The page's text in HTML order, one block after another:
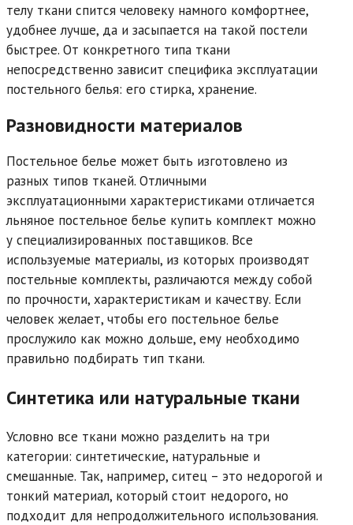
телу ткани спится человеку намного комфортнее,
удобнее лучше, да и засыпается на такой постели
быстрее. От конкретного типа ткани
непосредственно зависит специфика эксплуатации
постельного белья: его стирка, хранение.
Разновидности материалов
Постельное белье может быть изготовлено из
разных типов тканей. Отличными
эксплуатационными характеристиками отличается
льняное постельное белье купить комплект можно
у специализированных поставщиков. Все
используемые материалы, из которых производят
постельные комплекты, различаются между собой
по прочности, характеристикам и качеству. Если
человек желает, чтобы его постельное белье
прослужило как можно дольше, ему необходимо
правильно подбирать тип ткани.
Синтетика или натуральные ткани
Условно все ткани можно разделить на три
категории: синтетические, натуральные и
смешанные. Так, например, ситец – это недорогой и
тонкий материал, который стоит недорого, но
подходит для непродолжительного использования.